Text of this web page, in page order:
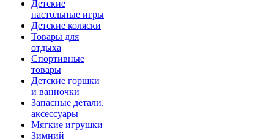
Детские
настольные игры
Детские коляски
Товары для
отдыха
Спортивные
товары
Детские горшки
и ванночки
Запасные детали,
аксессуары
Мягкие игрушки
Зимний